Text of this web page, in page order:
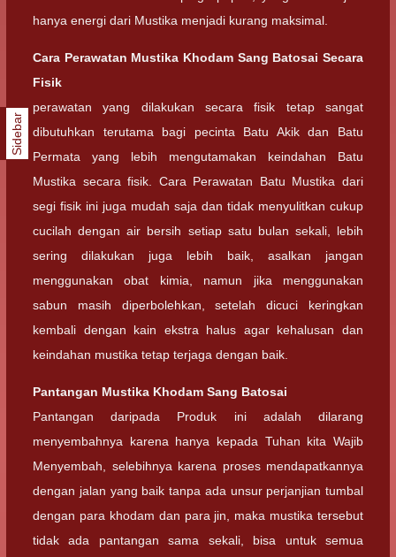
hanya energi dari Mustika menjadi kurang maksimal.
Cara Perawatan Mustika Khodam Sang Batosai Secara
Fisik
perawatan yang dilakukan secara fisik tetap sangat
dibutuhkan terutama bagi pecinta Batu Akik dan Batu
Permata yang lebih mengutamakan keindahan Batu
Mustika secara fisik. Cara Perawatan Batu Mustika dari
segi fisik ini juga mudah saja dan tidak menyulitkan cukup
cucilah dengan air bersih setiap satu bulan sekali, lebih
sering dilakukan juga lebih baik, asalkan jangan
menggunakan obat kimia, namun jika menggunakan
sabun masih diperbolehkan, setelah dicuci keringkan
kembali dengan kain ekstra halus agar kehalusan dan
keindahan mustika tetap terjaga dengan baik.
Pantangan Mustika Khodam Sang Batosai
Pantangan daripada Produk ini adalah dilarang
menyembahnya karena hanya kepada Tuhan kita Wajib
Menyembah, selebihnya karena proses mendapatkannya
dengan jalan yang baik tanpa ada unsur perjanjian tumbal
dengan para khodam dan para jin, maka mustika tersebut
tidak ada pantangan sama sekali, bisa untuk semua
Sidebar